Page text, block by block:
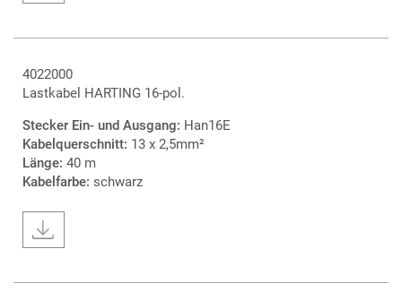
4022000
Lastkabel HARTING 16-pol.
Stecker Ein- und Ausgang: Han16E
Kabelquerschnitt: 13 x 2,5mm²
Länge: 40 m
Kabelfarbe: schwarz